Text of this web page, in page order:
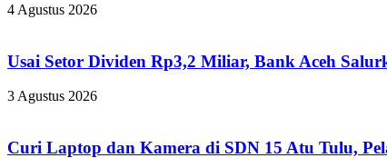
4 Agustus 2026
Usai Setor Dividen Rp3,2 Miliar, Bank Aceh
3 Agustus 2026
Curi Laptop dan Kamera di SDN 15 Atu Tulu,